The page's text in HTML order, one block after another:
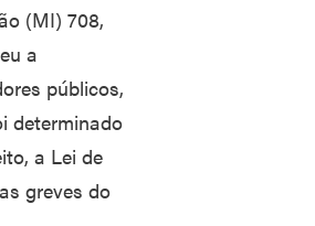
(MI) 708,
a
públicos,
determinado
a Lei de
greves do